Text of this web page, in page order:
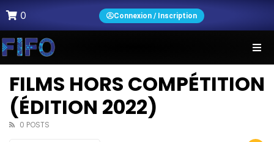
0 Connexion / Inscription
FILMS HORS COMPÉTITION
(ÉDITION 2022)
0 POSTS